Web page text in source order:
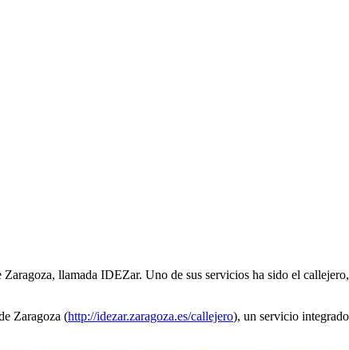
llamada IDEZar. Uno de sus servicios ha sido el
Zaragoza (http://idezar.zaragoza.es/callejero), un servicio